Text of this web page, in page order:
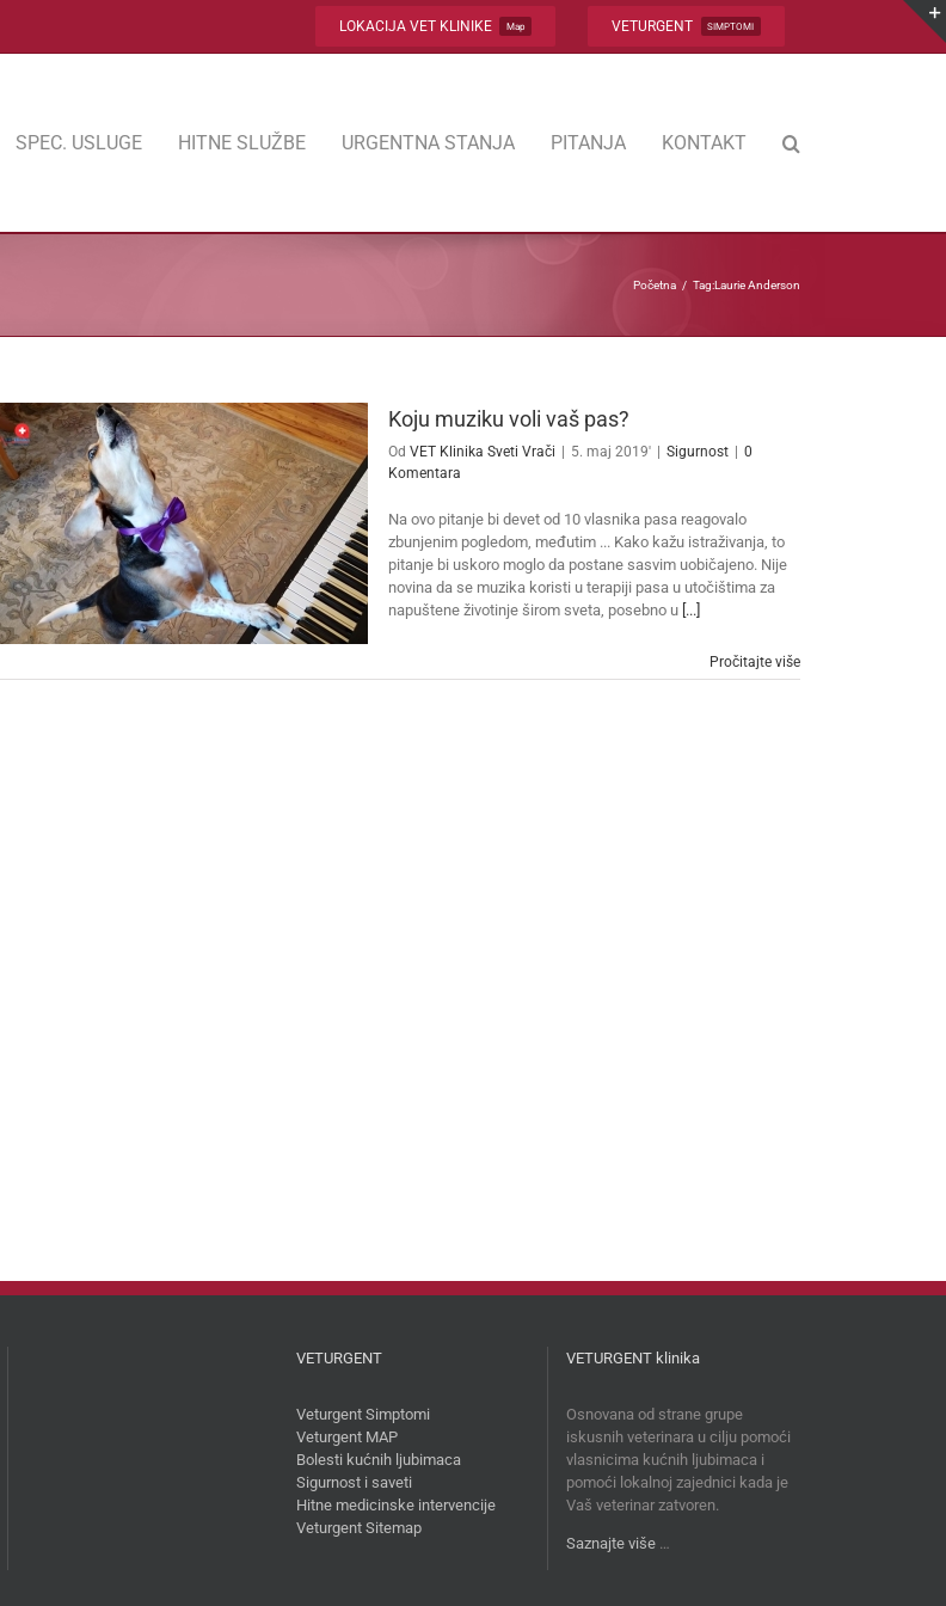
LOKACIJA VET KLINIKE Map VETURGENT SIMPTOMI
SPEC. USLUGE HITNE SLUŽBE URGENTNA STANJA PITANJA KONTAKT
Početna Tag:Laurie Anderson
Koju muziku voli vaš pas?
Od VET Klinika Sveti Vrači 5. maj 2019' Sigurnost
0
Komentara
Na ovo pitanje bi devet od 10 vlasnika pasa reagovalo
zbunjenim pogledom, međutim ... Kako kažu istraživanja, to
pitanje bi uskoro moglo da postane sasvim uobičajeno. Nije
novina da se muzika koristi u terapiji pasa u utočištima za
napuštene životinje širom sveta, posebno u [...]
Pročitajte više
VETURGENT
Veturgent Simptomi
Veturgent MAP
Bolesti kućnih ljubimaca
Sigurnost i saveti
Hitne medicinske intervencije
Veturgent Sitemap
VETURGENT klinika
Osnovana od strane grupe
iskusnih veterinara u cilju pomoći
vlasnicima kućnih ljubimaca i
pomoći lokalnoj zajednici kada je
Vaš veterinar zatvoren.
Saznajte više …